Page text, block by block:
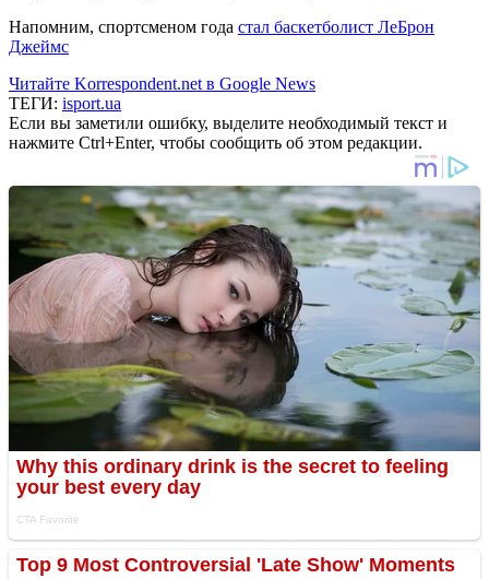
Напомним, спортсменом года стал баскетболист ЛеБрон
Джеймс
Читайте Korrespondent.net в Google News
ТЕГИ: isport.ua
Если вы заметили ошибку, выделите необходимый текст и
нажмите Ctrl+Enter, чтобы сообщить об этом редакции.